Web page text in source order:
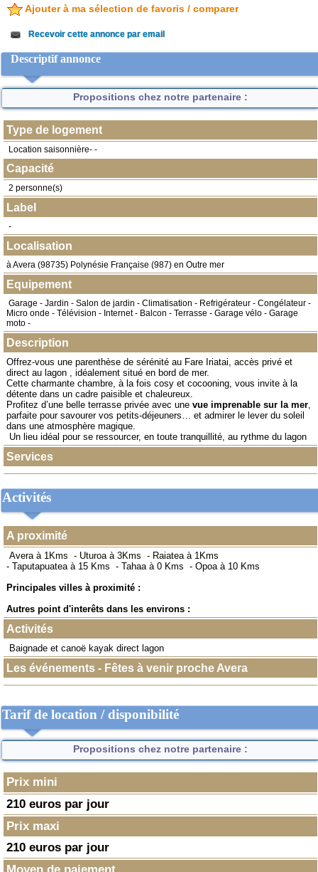
Ajouter à ma sélection de favoris / comparer
Recevoir cette annonce par email
Descriptif annonce
Propositions chez notre partenaire :
Type de logement
Location saisonnière- -
Capacité
2 personne(s)
Label
-
Localisation
àAvera (98735) Polynésie Française (987) en Outre mer
Equipement
Garage - Jardin - Salon de jardin - Climatisation - Refrigérateur - Congélateur -
Micro onde - Télévision - Internet - Balcon - Terrasse - Garage vélo - Garage
moto -
Description
Offrez-vous une parenthèse de sérénité au Fare Iriatai, accès privé et
direct au lagon , idéalement situé en bord de mer.
Cette charmante chambre, à la fois cosy et cocooning, vous invite à la
détente dans un cadre paisible et chaleureux.
Profitez d’une belle terrasse privée avec une vue imprenable sur la mer,
parfaite pour savourer vos petits-déjeuners… et admirer le lever du soleil
dans une atmosphère magique.
Un lieu idéal pour se ressourcer, en toute tranquillité, au rythme du lagon
Services
Activités
A proximité
Avera à 1Kms - Uturoa à 3Kms - Raiatea à 1Kms
- Taputapuatea à 15 Kms - Tahaa à 0 Kms - Opoa à 10 Kms
Principales villes à proximité :
Autres point d'interêts dans les environs :
Activités
Baignade et canoë kayak direct lagon
Les événements - Fêtes à venir proche Avera
Tarif de location / disponibilité
Propositions chez notre partenaire :
Prix mini
210 euros par jour
Prix maxi
210 euros par jour